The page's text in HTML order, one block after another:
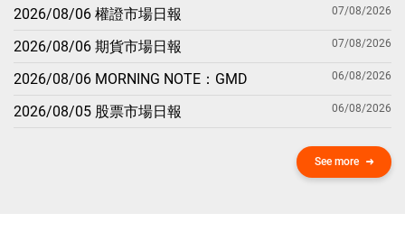
2026/08/06 權證市場日報 07/08/2026
2026/08/06 期貨市場日報 07/08/2026
2026/08/06 MORNING NOTE：GMD 06/08/2026
2026/08/05 股票市場日報 06/08/2026
See more